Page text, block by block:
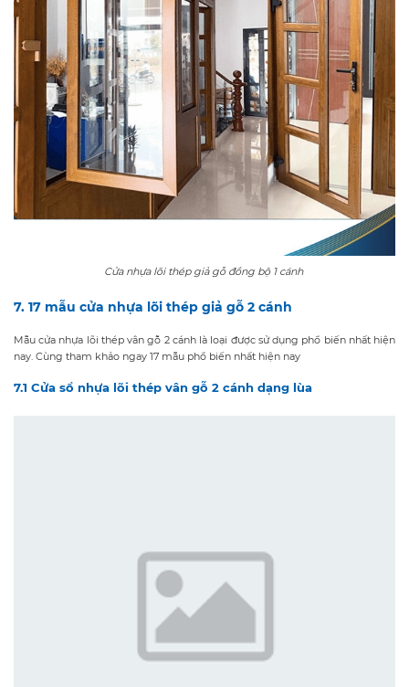
Cửa nhựa lõi thép giả gỗ đồng bộ 1 cánh
7. 17 mẫu cửa nhựa lõi thép giả gỗ 2 cánh
Mẫu cửa nhựa lõi thép vân gỗ 2 cánh là loại được sử dụng phổ biến nhất hiện
nay. Cùng tham khảo ngay 17 mẫu phổ biến nhất hiện nay
7.1 Cửa sổ nhựa lõi thép vân gỗ 2 cánh dạng lùa